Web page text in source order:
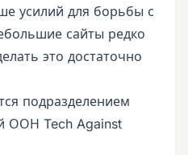
усилий для борьбы с
сайты редко
это достаточно
подразделением
ООН Tech Against